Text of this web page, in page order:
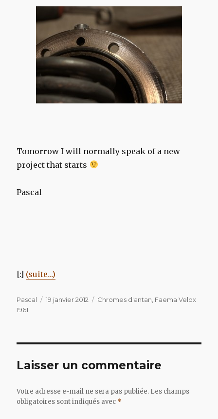
Tomorrow I will normally speak of a new
project that starts
Pascal
[:] (suite…)
Auteur
Pascal
Publié
19 janvier 2012 Catégories
Chromes d'antan Faema Velox
1961
Laisser un commentaire
Votre adresse e-mail ne sera pas publiée. Les champs
obligatoires sont indiqués avec *